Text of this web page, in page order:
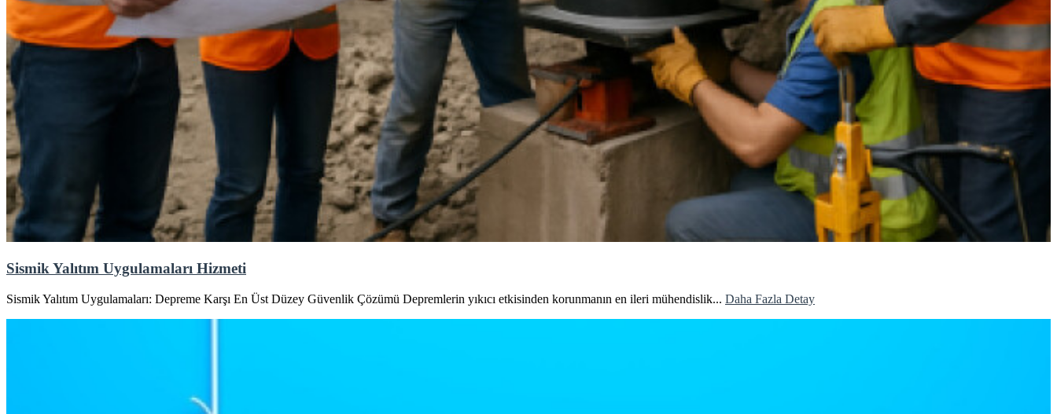
Sismik Yalıtım Uygulamaları Hizmeti
Sismik Yalıtım Uygulamaları: Depreme Karşı En Üst Düzey Güvenlik Çözümü Depremlerin yıkıcı etkisinden korunmanın en ileri mühendislik... Daha Fazla Detay